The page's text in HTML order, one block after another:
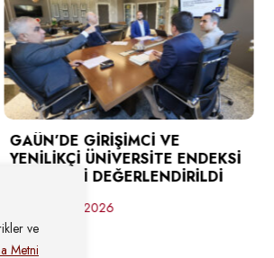
ve
Metni
GİRİŞİMCİ VE
ÜNİVERSİTE ENDEKSİ
DEĞERLENDİRİLDİ